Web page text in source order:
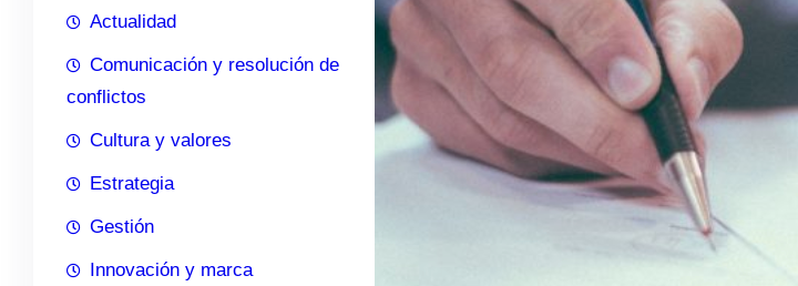
Actualidad
Comunicación y resolución de
conflictos
Cultura y valores
Estrategia
Gestión
Innovación y marca